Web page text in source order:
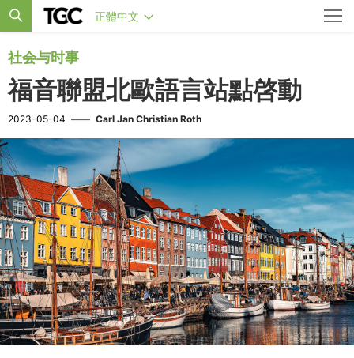
正體中文
社会与时事
福音聯盟北歐語言站點啓動
2023-05-04 —— Carl Jan Christian Roth